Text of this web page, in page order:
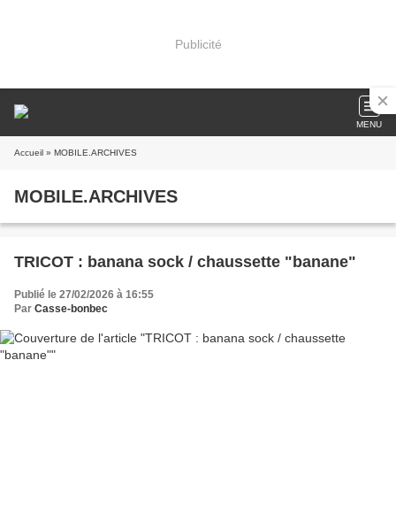
Publicité
MENU
Accueil » MOBILE.ARCHIVES
MOBILE.ARCHIVES
TRICOT : banana sock / chaussette "banane"
Publié le 27/02/2026 à 16:55
Par Casse-bonbec